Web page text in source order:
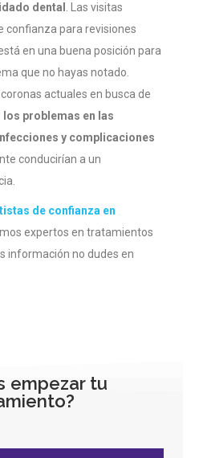
dental
. Las visitas
confianza para revisiones
en una buena posición para
que no hayas notado.
actuales en busca de
problemas en las
y complicaciones
conducirían a un
de confianza en
expertos en tratamientos
información no dudes en
empezar tu